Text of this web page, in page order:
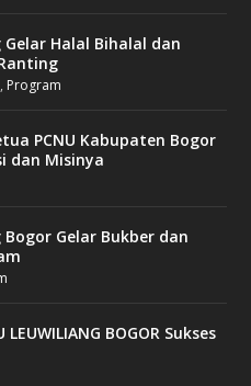
Gelar Halal Bihalal dan
, Program
PCNU Kabupaten Bogor
dan Misinya
Bogor Gelar Bukber dan
BOGOR Sukses